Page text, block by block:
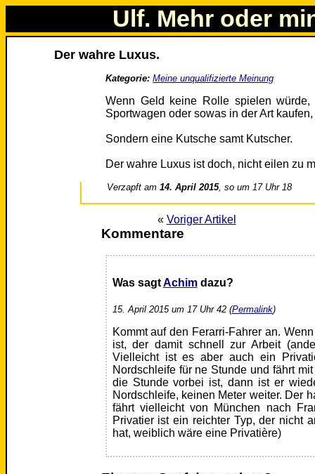
Ulf. Mehr oder
Der wahre Luxus.
Kategorie: Meine unqualifizierte Meinung
Wenn Geld keine Rolle spielen
Sportwagen oder sowas in der Art
Sondern eine Kutsche samt Kutscher.
Der wahre Luxus ist doch, nicht eilen zu
Verzapft am14. April 2015, so um 17 Uhr 18
« Voriger Artikel
Kommentare
Was sagtAchimdazu?
15. April 2015 um 17 Uhr 42 (Permalink)
Kommt auf den Ferarri-Fahrer an.
ist, der damit schnell zur Arbeit
Vielleicht ist es aber auch ein
Nordschleife für ne Stunde und fährt
die Stunde vorbei ist, dann ist er
Nordschleife, keinen Meter weiter. Der
fährt vielleicht von München nach
Privatier ist ein reichter Typ, der nicht
hat, weiblich wäre eine Privatière)